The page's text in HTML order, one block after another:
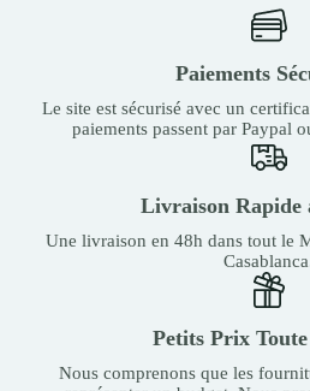
Paiements
Le site est sécurisé avec un
paiements passent par Paypal
Livraison Rapide
Une livraison en 48h dans tout le
Petits Prix
Nous comprenons que les